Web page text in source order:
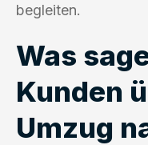
begleiten.
Was
Kunden
Umzug